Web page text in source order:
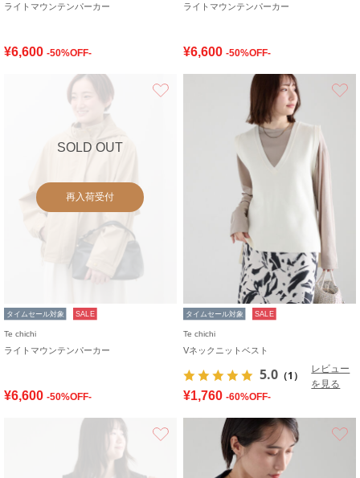
ライトマウンテンパーカー
¥6,600 -50%OFF-
ライトマウンテンパーカー
¥6,600 -50%OFF-
SOLD OUT
再入荷受付
タイムセール対象 SALE
Te chichi
ライトマウンテンパーカー
¥6,600 -50%OFF-
タイムセール対象 SALE
Te chichi
Vネックニットベスト
5.0 （1）
レビュー
を見る
¥1,760 -60%OFF-
お気に入り